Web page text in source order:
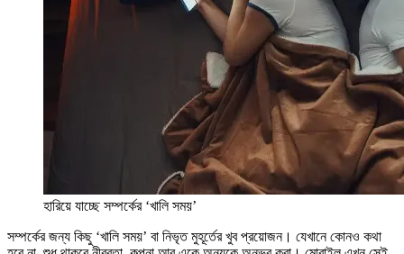
হারিয়ে যাচ্ছে সম্পর্কের ‘খালি সময়’
সম্পর্কের জন্য কিছু ‘খালি সময়’ বা নিভৃত মুহূর্তের খুব প্রয়োজন। যেখানে কোনও কথা